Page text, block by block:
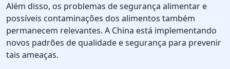
Além disso, os problemas de segurança alimentar e
possíveis contaminações dos alimentos também
permanecem relevantes. A China está implementando
novos padrões de qualidade e segurança para prevenir
tais ameaças.